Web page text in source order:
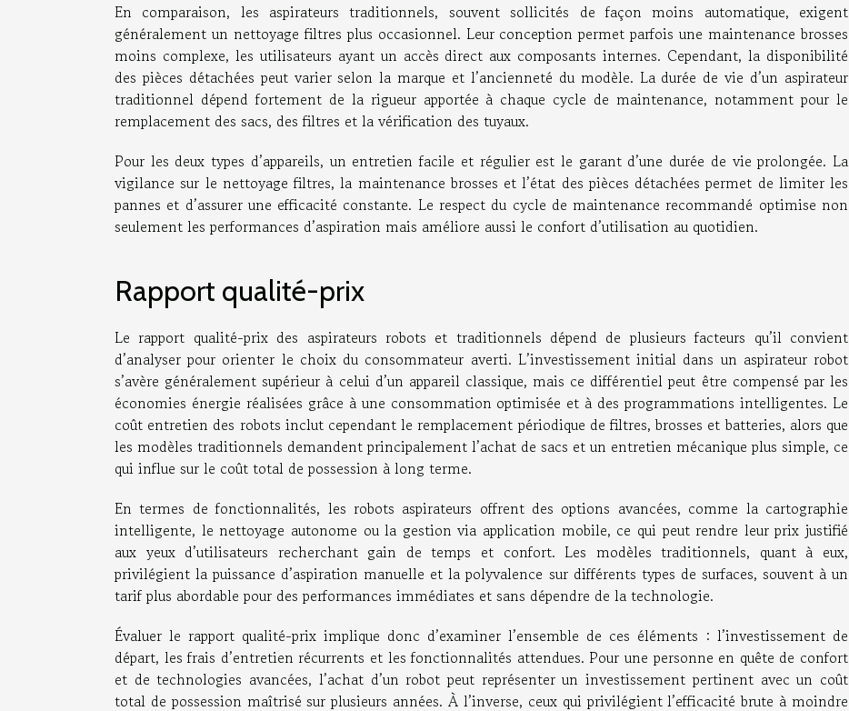
En comparaison, les aspirateurs traditionnels, souvent sollicités de façon moins automatique, exigent
généralement un nettoyage filtres plus occasionnel. Leur conception permet parfois une maintenance brosses
moins complexe, les utilisateurs ayant un accès direct aux composants internes. Cependant, la disponibilité
des pièces détachées peut varier selon la marque et l’ancienneté du modèle. La durée de vie d’un aspirateur
traditionnel dépend fortement de la rigueur apportée à chaque cycle de maintenance, notamment pour le
remplacement des sacs, des filtres et la vérification des tuyaux.
Pour les deux types d’appareils, un entretien facile et régulier est le garant d’une durée de vie prolongée. La
vigilance sur le nettoyage filtres, la maintenance brosses et l’état des pièces détachées permet de limiter les
pannes et d’assurer une efficacité constante. Le respect du cycle de maintenance recommandé optimise non
seulement les performances d’aspiration mais améliore aussi le confort d’utilisation au quotidien.
Rapport qualité-prix
Le rapport qualité-prix des aspirateurs robots et traditionnels dépend de plusieurs facteurs qu’il convient
d’analyser pour orienter le choix du consommateur averti. L’investissement initial dans un aspirateur robot
s’avère généralement supérieur à celui d’un appareil classique, mais ce différentiel peut être compensé par les
économies énergie réalisées grâce à une consommation optimisée et à des programmations intelligentes. Le
coût entretien des robots inclut cependant le remplacement périodique de filtres, brosses et batteries, alors que
les modèles traditionnels demandent principalement l’achat de sacs et un entretien mécanique plus simple, ce
qui influe sur le coût total de possession à long terme.
En termes de fonctionnalités, les robots aspirateurs offrent des options avancées, comme la cartographie
intelligente, le nettoyage autonome ou la gestion via application mobile, ce qui peut rendre leur prix justifié
aux yeux d’utilisateurs recherchant gain de temps et confort. Les modèles traditionnels, quant à eux,
privilégient la puissance d’aspiration manuelle et la polyvalence sur différents types de surfaces, souvent à un
tarif plus abordable pour des performances immédiates et sans dépendre de la technologie.
Évaluer le rapport qualité-prix implique donc d’examiner l’ensemble de ces éléments : l’investissement de
départ, les frais d’entretien récurrents et les fonctionnalités attendues. Pour une personne en quête de confort
et de technologies avancées, l’achat d’un robot peut représenter un investissement pertinent avec un coût
total de possession maîtrisé sur plusieurs années. À l’inverse, ceux qui privilégient l’efficacité brute à moindre